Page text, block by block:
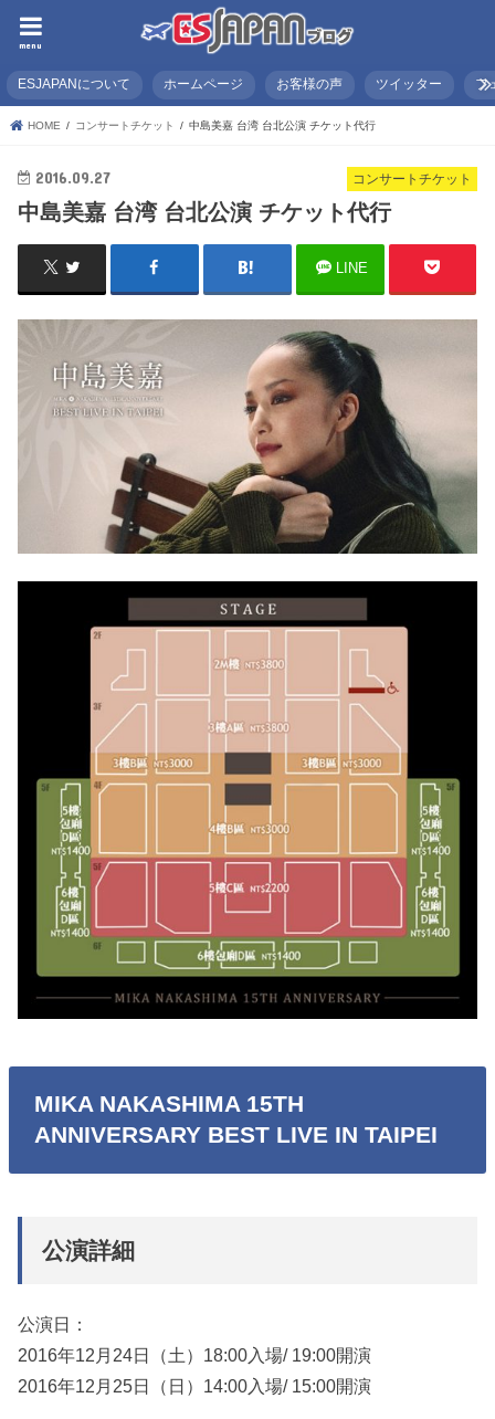
menu
ESJAPANについて ホームページ お客様の声 ツイッター フ
HOME コンサートチケット 中島美嘉 台湾 台北公演 チケット代行
コンサートチケット
2016.09.27
中島美嘉 台湾 台北公演 チケット代行
LINE
MIKA NAKASHIMA 15TH
ANNIVERSARY BEST LIVE IN TAIPEI
公演詳細
公演日：
2016年12月24日（土）18:00入場/ 19:00開演
2016年12月25日（日）14:00入場/ 15:00開演